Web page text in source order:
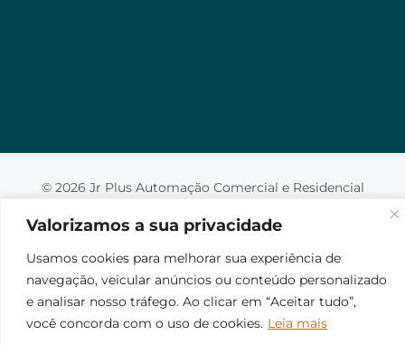
Não aceito
Aceito
© 2026 Jr Plus Automação Comercial e Residencial
CriaçãoCesarWeb
Fale Conosco